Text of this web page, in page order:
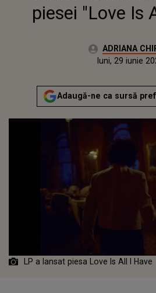
piesei "Love Is
Autor:ADRIANA
Actualizat:
luni, 29 iunie
Adaugă-ne ca sursă
LP a lansat piesa Love Is All I Have